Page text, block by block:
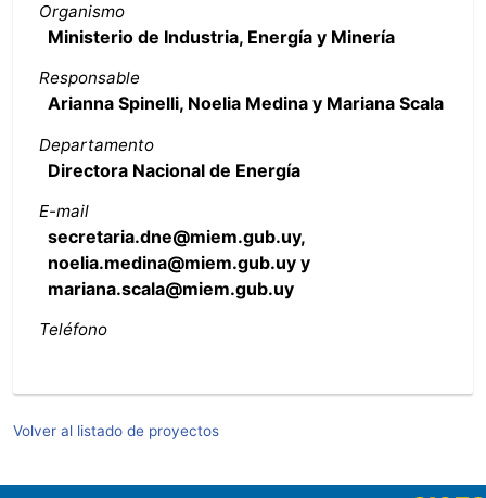
Organismo
Ministerio de Industria, Energía y Minería
Responsable
Arianna Spinelli, Noelia Medina y Mariana Scala
Departamento
Directora Nacional de Energía
E-mail
secretaria.dne@miem.gub.uy,
noelia.medina@miem.gub.uy y
mariana.scala@miem.gub.uy
Teléfono
Volver al listado de proyectos